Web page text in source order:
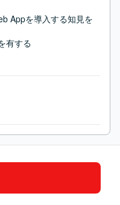
Appを導入する知見を
有する